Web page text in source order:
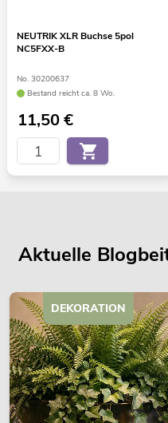
NEUTRIK XLR Buchse 5pol
NC5FXX-B
No. 30200637
Bestand reicht ca. 8 Wo.
11,50€
Aktuelle
DEKORATION